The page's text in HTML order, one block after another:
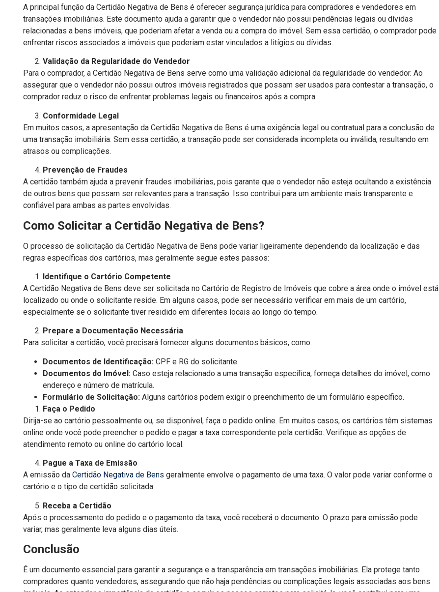
A principal função da Certidão Negativa de Bens é oferecer segurança jurídica para compradores e vendedores em
transações imobiliárias. Este documento ajuda a garantir que o vendedor não possui pendências legais ou dívidas
relacionadas a bens imóveis, que poderiam afetar a venda ou a compra do imóvel. Sem essa certidão, o comprador pode
enfrentar riscos associados a imóveis que poderiam estar vinculados a litígios ou dívidas.
Validação da Regularidade do Vendedor
Para o comprador, a Certidão Negativa de Bens serve como uma validação adicional da regularidade do vendedor. Ao
assegurar que o vendedor não possui outros imóveis registrados que possam ser usados para contestar a transação, o
comprador reduz o risco de enfrentar problemas legais ou financeiros após a compra.
Conformidade Legal
Em muitos casos, a apresentação da Certidão Negativa de Bens é uma exigência legal ou contratual para a conclusão de
uma transação imobiliária. Sem essa certidão, a transação pode ser considerada incompleta ou inválida, resultando em
atrasos ou complicações.
Prevenção de Fraudes
A certidão também ajuda a prevenir fraudes imobiliárias, pois garante que o vendedor não esteja ocultando a existência
de outros bens que possam ser relevantes para a transação. Isso contribui para um ambiente mais transparente e
confiável para ambas as partes envolvidas.
Como Solicitar a Certidão Negativa de Bens?
O processo de solicitação da Certidão Negativa de Bens pode variar ligeiramente dependendo da localização e das
regras específicas dos cartórios, mas geralmente segue estes passos:
Identifique o Cartório Competente
A Certidão Negativa de Bens deve ser solicitada no Cartório de Registro de Imóveis que cobre a área onde o imóvel está
localizado ou onde o solicitante reside. Em alguns casos, pode ser necessário verificar em mais de um cartório,
especialmente se o solicitante tiver residido em diferentes locais ao longo do tempo.
Prepare a Documentação Necessária
Para solicitar a certidão, você precisará fornecer alguns documentos básicos, como:
Documentos de Identificação: CPF e RG do solicitante.
Documentos do Imóvel: Caso esteja relacionado a uma transação específica, forneça detalhes do imóvel, como
endereço e número de matrícula.
Formulário de Solicitação: Alguns cartórios podem exigir o preenchimento de um formulário específico.
Faça o Pedido
Dirija-se ao cartório pessoalmente ou, se disponível, faça o pedido online. Em muitos casos, os cartórios têm sistemas
online onde você pode preencher o pedido e pagar a taxa correspondente pela certidão. Verifique as opções de
atendimento remoto ou online do cartório local.
Pague a Taxa de Emissão
A emissão daCertidão Negativa de Bens geralmente envolve o pagamento de uma taxa. O valor pode variar conforme o
cartório e o tipo de certidão solicitada.
Receba a Certidão
Após o processamento do pedido e o pagamento da taxa, você receberá o documento. O prazo para emissão pode
variar, mas geralmente leva alguns dias úteis.
Conclusão
É um documento essencial para garantir a segurança e a transparência em transações imobiliárias. Ela protege tanto
compradores quanto vendedores, assegurando que não haja pendências ou complicações legais associadas aos bens